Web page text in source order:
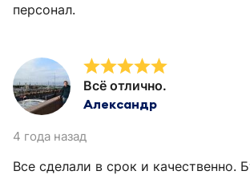
персонал.
Всё отлично.
Александр
4 года назад
Все сделали в срок и качественно.